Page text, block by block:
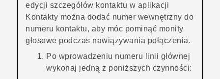
edycji szczegółów kontaktu w aplikacji
Kontakty można dodać numer wewnętrzny do
numeru kontaktu, aby móc pominąć monity
głosowe podczas nawiązywania połączenia.
Po wprowadzeniu numeru linii głównej
wykonaj jedną z poniższych czynności: